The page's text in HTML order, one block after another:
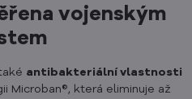
vojenským
antibakteriální vlastnosti
Microban®, která eliminuje až